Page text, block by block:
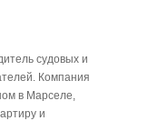
судовых и
Компания
в Марселе,
и